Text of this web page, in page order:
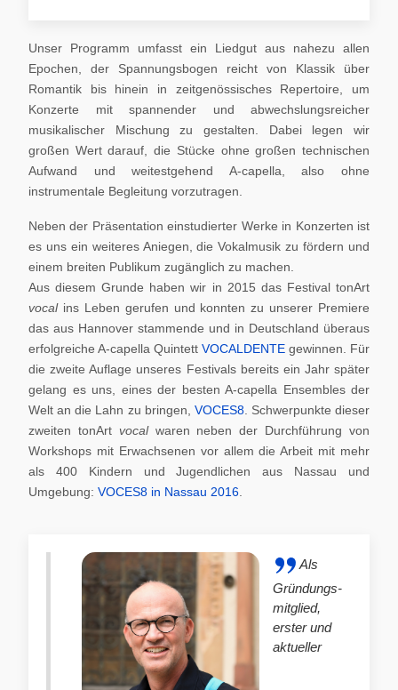
Unser Programm umfasst ein Liedgut aus nahezu allen
Epochen, der Spannungsbogen reicht von Klassik über
Romantik bis hinein in zeitgenössisches Repertoire, um
Konzerte mit spannender und abwechslungsreicher
musikalischer Mischung zu gestalten. Dabei legen wir
großen Wert darauf, die Stücke ohne großen technischen
Aufwand und weitestgehend A-capella, also ohne
instrumentale Begleitung vorzutragen.
Neben der Präsentation einstudierter Werke in Konzerten ist
es uns ein weiteres Aniegen, die Vokalmusik zu fördern und
einem breiten Publikum zugänglich zu machen.
Aus diesem Grunde haben wir in 2015 das Festival tonArt
vocal ins Leben gerufen und konnten zu unserer Premiere
das aus Hannover stammende und in Deutschland überaus
erfolgreiche A-capella Quintett VOCALDENTE gewinnen. Für
die zweite Auflage unseres Festivals bereits ein Jahr später
gelang es uns, eines der besten A-capella Ensembles der
Welt an die Lahn zu bringen, VOCES8. Schwerpunkte dieser
zweiten tonArt vocalwaren neben der Durchführung von
Workshops mit Erwachsenen vor allem die Arbeit mit mehr
als 400 Kindern und Jugendlichen aus Nassau und
Umgebung: VOCES8 in Nassau 2016
Als
Gründungs-
mitglied,
erster und
aktueller